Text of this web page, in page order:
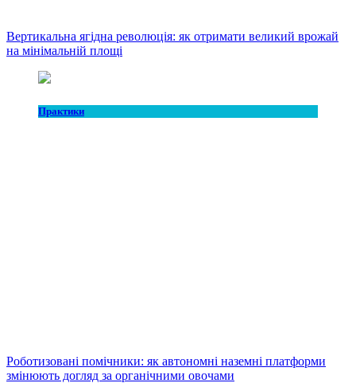
Вертикальна ягідна революція: як отримати великий врожай
на мінімальній площі
Практики
Роботизовані помічники: як автономні наземні платформи
змінюють догляд за органічними овочами